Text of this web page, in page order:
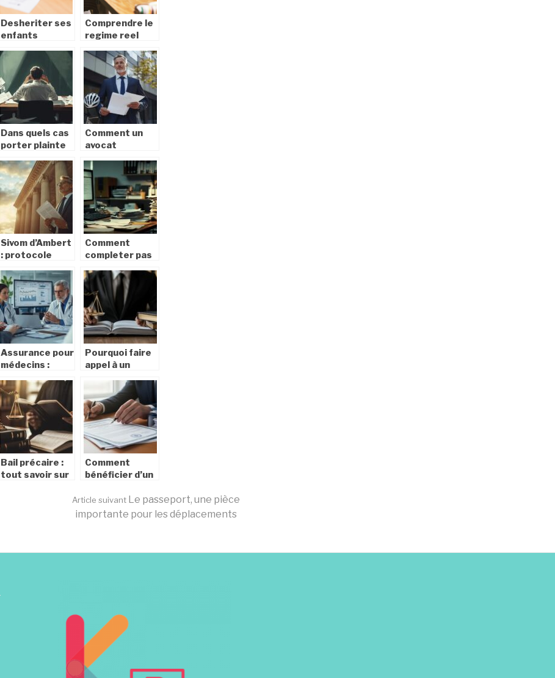
Desheriter ses
enfants
etapes a suivre
Comprendre le
regime reel
pour les
entreprises
Dans quels cas
porter plainte
employeur ?
Les 10
situations de
licenciement
injustifié
Comment un
avocat
optimiser votre
indemnisation
après un
accident de
vélo
Sivom d’Ambert
: protocole
des seniors
lors d’un
licenciement
pour inaptitude
Comment
completer pas
attestation
Pole emploi
particulier
employeur :
format PDF
inclus
Assurance pour
médecins :
couverture et
tarifs
compétitifs,
est-ce possible
Pourquoi faire
appel à un
spécialisé pour
vos recours
administratifs
et judiciaires
Bail précaire :
tout savoir sur
Comment
bénéficier d’un
d’accompagnement
pour les
Article suivant Le passeport, une pièce
importante pour les déplacements